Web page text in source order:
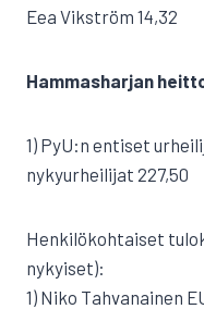
Eea Vikström 14,32
Hammasharjan
1) PyU:n entiset
nykyurheilijat 227,50
Henkilökohtaiset
nykyiset):
1) Niko Tahvanainen